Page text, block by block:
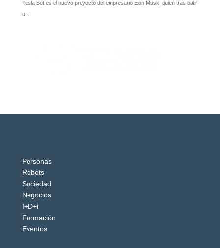
Personas
Robots
Sociedad
Negocios
I+D+i
Formación
Eventos